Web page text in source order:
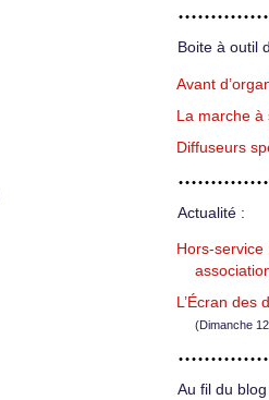
Boite à outil
Avant
La marche à
Diffuseurs
Actualité :
Hors-
L’Écran des
(Dimanche
Au fil du blog